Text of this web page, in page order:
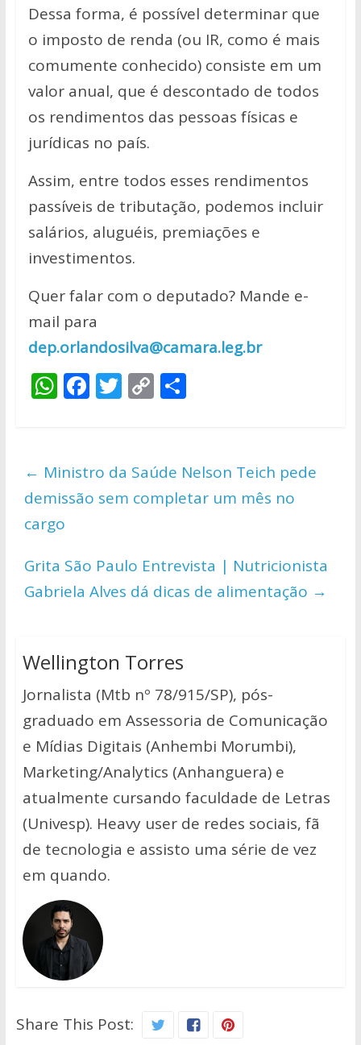
Dessa forma, é possível determinar que
o imposto de renda (ou IR, como é mais
comumente conhecido) consiste em um
valor anual, que é descontado de todos
os rendimentos das pessoas físicas e
jurídicas no país.
Assim, entre todos esses rendimentos
passíveis de tributação, podemos incluir
salários, aluguéis, premiações e
investimentos.
Quer falar com o deputado? Mande e-
mail para
dep.orlandosilva@camara.leg.br
W
s
A
p
p
F
b
o
o
T
er
C
y
Li
n
S
e
← Ministro da Saúde Nelson Teich pede
demissão sem completar um mês no
cargo
Grita São Paulo Entrevista | Nutricionista
Gabriela Alves dá dicas de alimentação →
Wellington Torres
Jornalista (Mtb nº 78/915/SP), pós-
graduado em Assessoria de Comunicação
e Mídias Digitais (Anhembi Morumbi),
Marketing/Analytics (Anhanguera) e
atualmente cursando faculdade de Letras
(Univesp). Heavy user de redes sociais, fã
de tecnologia e assisto uma série de vez
em quando.
Share This Post: